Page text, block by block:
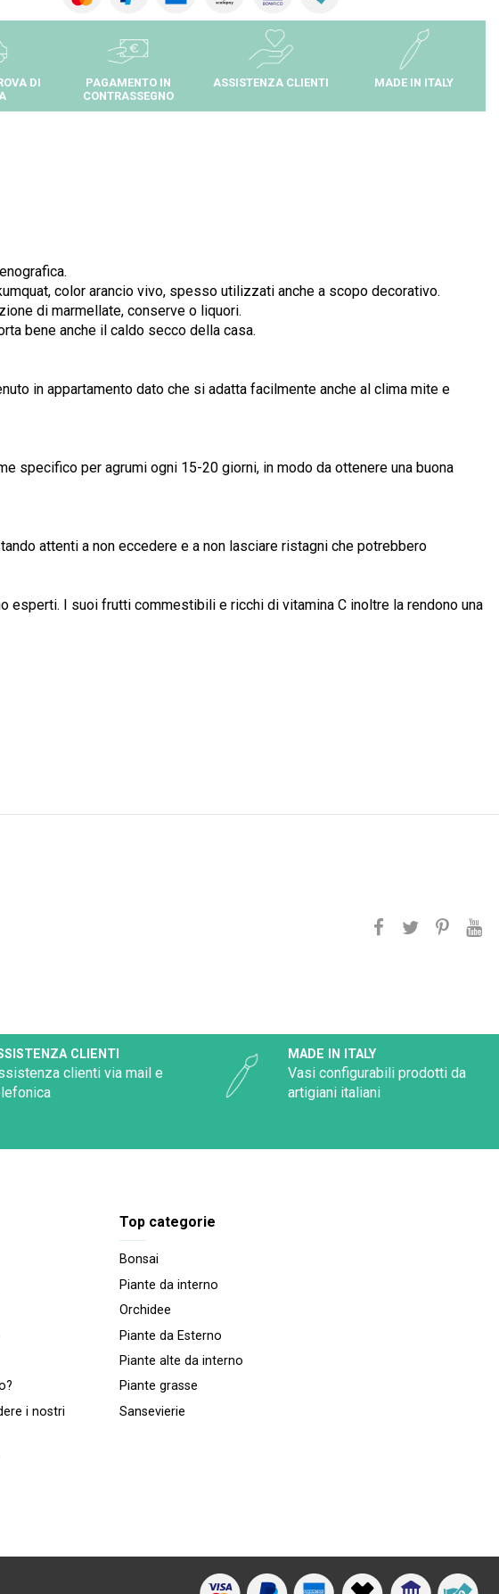
DI
PAGAMENTO IN
CONTRASSEGNO
ASSISTENZA CLIENTI MADE IN ITALY
color arancio vivo, spesso utilizzati anche a scopo decorativo.
di marmellate, conserve o liquori.
bene anche il caldo secco della casa.
in appartamento dato che si adatta facilmente anche al clima mite e
specifico per agrumi ogni 15-20 giorni, in modo da ottenere una buona
attenti a non eccedere e a non lasciare ristagni che potrebbero
esperti. I suoi frutti commestibili e ricchi di vitamina C inoltre la rendono una
CLIENTI
clienti via mail e
MADE IN ITALY
Vasi configurabili prodotti da
artigiani italiani
i nostri
Top categorie
Bonsai
Piante da interno
Orchidee
Piante da Esterno
Piante alte da interno
Piante grasse
Sansevierie